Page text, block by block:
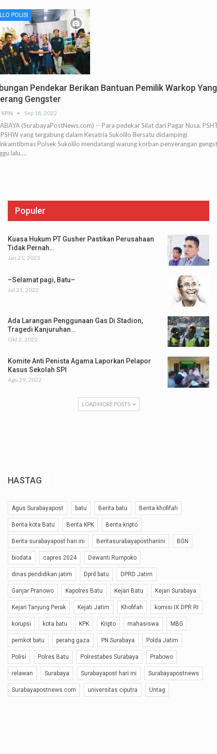
POLISI
Pendekar Berikan Bantuan Pemilik Warkop Yang
Gengster
Sep 18, 2022
(SurabayaPostNews.com) -- Para pedekar Silat dari Pagar Nusa,
yang tergabung dalam Kesatria Sukolilo Bersatu didampingi
Polsek Sukolilo mendatangi warung korban penyerangan
lalu.…
Populer
Kuasa Hukum PT Gusher Pastikan Perusahaan
Tidak Pernah…
Jan 21, 2023
–Selamat pagi, Batu–
Jul 21, 2022
Ada Larangan Penggunaan Gas Di Stadion,
Tragedi Kanjuruhan…
Okt 2, 2022
Komite Anti Penista Agama Laporkan Pelapor
Kasus Sekolah SPI
Agu 29, 2022
LOAD MORE POSTS
HASTAG
Agus Surabayapost batu Berita batu Berita khofifah
Berita kota Batu Berita KPK Berita kripto
Berita surabayapost hari ini Beritasurabayaposthariini BGN
biodata capres 2024 Dewanti Rumpoko
dinas pendidikan jatim Dprd batu DPRD Jatim
Ganjar Pranowo Kapolres Batu Kejari Batu Kejari Surabaya
Kejari Tanjung Perak Kejati Jatim Khofifah komisi IX DPR RI
korupsi kota batu KPK Kripto mahasiswa MBG
pemkot batu perang gaza PN Surabaya Polda Jatim
Polisi Polres Batu Polrestabes Surabaya Prabowo
relawan Surabaya Surabayapost hari ini Surabayapostnews
Surabayapostnews.com universitas ciputra Untag